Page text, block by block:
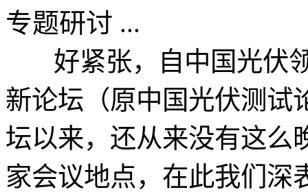
专题研讨 ...
好紧张，自中国光伏
新论坛（原中国光伏测试
坛以来，还从来没有这么
家会议地点，在此我们深